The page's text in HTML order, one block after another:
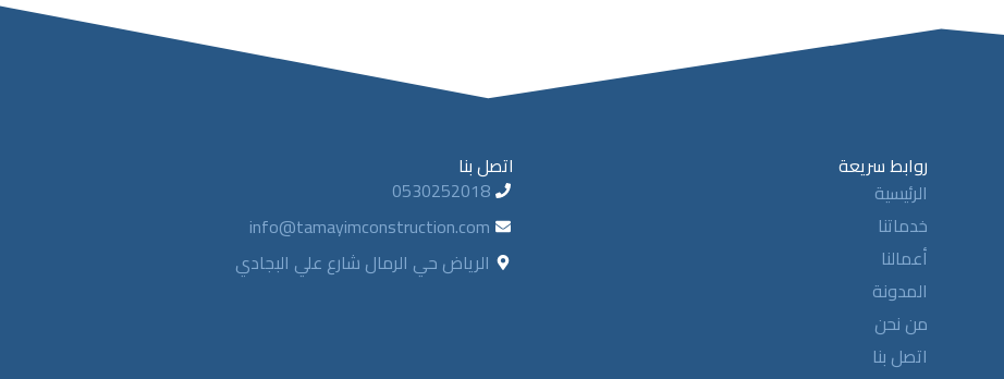
روابط سريعة
الرئيسية
خدماتنا
أعمالنا
المدونة
من نحن
اتصل بنا
اتصل بنا
0530252018
info@tamayimconstruction.com
الرياض حي الرمال شارع علي البجادي